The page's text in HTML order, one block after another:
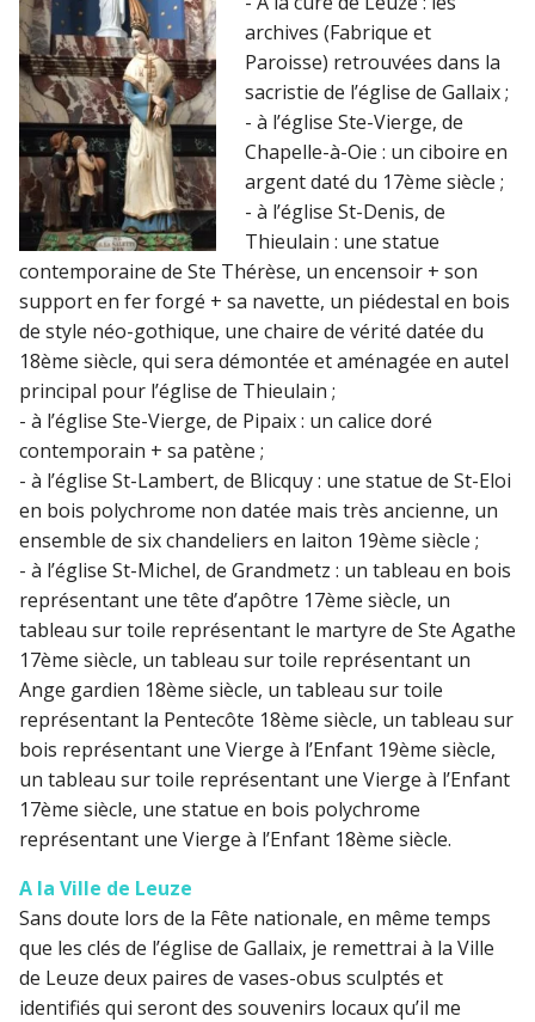
archives (Fabrique et
Paroisse) retrouvées dans la
sacristie de l’église de Gallaix ;
- à l’église Ste-Vierge, de
Chapelle-à-Oie : un ciboire en
argent daté du 17ème siècle ;
- à l’église St-Denis, de
Thieulain : une statue
contemporaine de Ste Thérèse, un encensoir + son
support en fer forgé + sa navette, un piédestal en bois
de style néo-gothique, une chaire de vérité datée du
18ème siècle, qui sera démontée et aménagée en autel
principal pour l’église de Thieulain ;
- à l’église Ste-Vierge, de Pipaix : un calice doré
contemporain + sa patène ;
- à l’église St-Lambert, de Blicquy : une statue de St-Eloi
en bois polychrome non datée mais très ancienne, un
ensemble de six chandeliers en laiton 19ème siècle ;
- à l’église St-Michel, de Grandmetz : un tableau en bois
représentant une tête d’apôtre 17ème siècle, un
tableau sur toile représentant le martyre de Ste Agathe
17ème siècle, un tableau sur toile représentant un
Ange gardien 18ème siècle, un tableau sur toile
représentant la Pentecôte 18ème siècle, un tableau sur
bois représentant une Vierge à l’Enfant 19ème siècle,
un tableau sur toile représentant une Vierge à l’Enfant
17ème siècle, une statue en bois polychrome
représentant une Vierge à l’Enfant 18ème siècle.
A la Ville de Leuze
Sans doute lors de la Fête nationale, en même temps
que les clés de l’église de Gallaix, je remettrai à la Ville
de Leuze deux paires de vases-obus sculptés et
identifiés qui seront des souvenirs locaux qu’il me